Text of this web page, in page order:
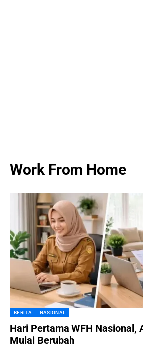
Work From Home
BERITA NASIONAL
Hari Pertama WFH Nasional,
Mulai Berubah